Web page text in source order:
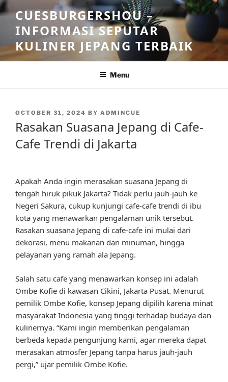
Skip
to
content
CUESBURGERSHOU –
INFORMASI SEPUTAR
KULINER JEPANG TERBAIK
Menu
POSTED
OCTOBER 31, 2024 BY ADMINCUE
Rasakan Suasana Jepang di Cafe-
Cafe Trendi di Jakarta
Apakah Anda ingin merasakan suasana Jepang di
tengah hiruk pikuk Jakarta? Tidak perlu jauh-jauh ke
Negeri Sakura, cukup kunjungi cafe-cafe trendi di ibu
kota yang menawarkan pengalaman unik tersebut.
Rasakan suasana Jepang di cafe-cafe ini mulai dari
dekorasi, menu makanan dan minuman, hingga
pelayanan yang ramah ala Jepang.
Salah satu cafe yang menawarkan konsep ini adalah
Ombe Kofie di kawasan Cikini, Jakarta Pusat. Menurut
pemilik Ombe Kofie, konsep Jepang dipilih karena minat
masyarakat Indonesia yang tinggi terhadap budaya dan
kulinernya. “Kami ingin memberikan pengalaman
berbeda kepada pengunjung kami, agar mereka dapat
merasakan atmosfer Jepang tanpa harus jauh-jauh
pergi,” ujar pemilik Ombe Kofie.